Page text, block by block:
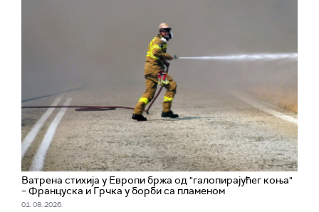
Ватрена стихија у Европи бржа од "галопирајућег коња"
– Француска и Грчка у борби са пламеном
01. 08. 2026.